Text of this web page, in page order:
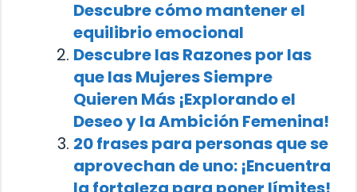
Descubre cómo mantener el
equilibrio emocional
Descubre las Razones por las
que las Mujeres Siempre
Quieren Más ¡Explorando el
Deseo y la Ambición Femenina!
20 frases para personas que se
aprovechan de uno: ¡Encuentra